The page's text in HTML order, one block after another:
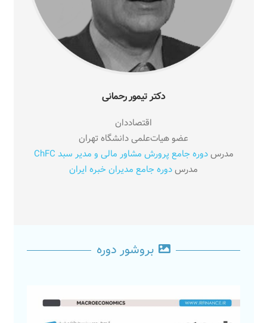
دکتر تیمور رحمانی
اقتصاددان
عضو هیات‌علمی دانشگاه تهران
مدرسدوره جامع پرورش مشاور مالی و مدیر سبد ChFC
مدرسدوره جامع مدیران خبره ایران
بروشور دوره